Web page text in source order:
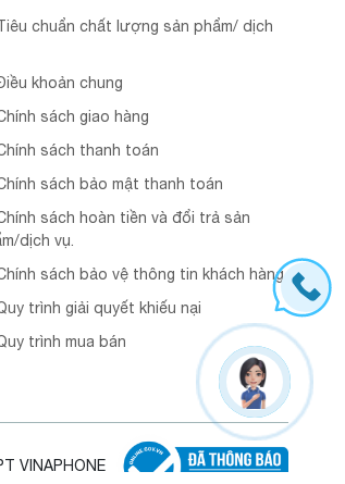
chuẩn chất lượng sản phẩm/ dịch
khoản chung
sách giao hàng
sách thanh toán
sách bảo mật thanh toán
sách hoàn tiền và đổi trả sản
dịch vụ.
sách bảo vệ thông tin khách hàng
trình giải quyết khiếu nại
trình mua bán
VINAPHONE